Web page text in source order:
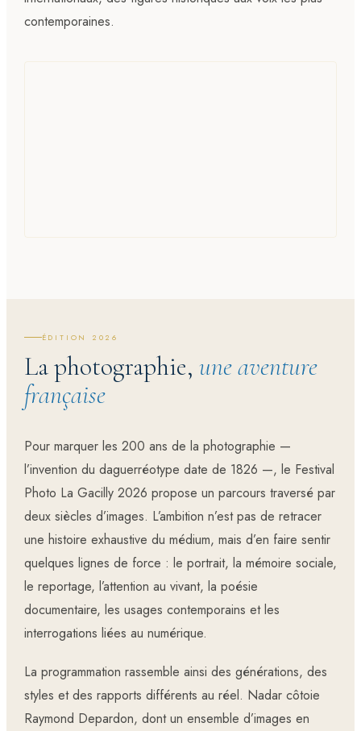
contemporaines.
ÉDITION 2026
La photographie, une aventure
française
Pour marquer les 200 ans de la photographie —
l’invention du daguerréotype date de 1826 —, le Festival
Photo La Gacilly 2026 propose un parcours traversé par
deux siècles d’images. L’ambition n’est pas de retracer
une histoire exhaustive du médium, mais d’en faire sentir
quelques lignes de force : le portrait, la mémoire sociale,
le reportage, l’attention au vivant, la poésie
documentaire, les usages contemporains et les
interrogations liées au numérique.
La programmation rassemble ainsi des générations, des
styles et des rapports différents au réel. Nadar côtoie
Raymond Depardon, dont un ensemble d’images en